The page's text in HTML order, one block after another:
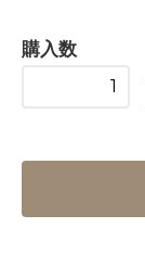
購入数